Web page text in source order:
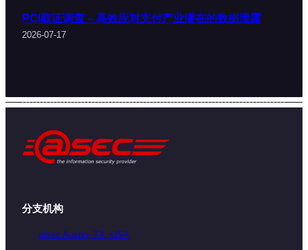
PCI取证调查 – 高效应对支付产业潜在的数据泄露
2026-07-17
分支机构
atsec Austin, TX, USA